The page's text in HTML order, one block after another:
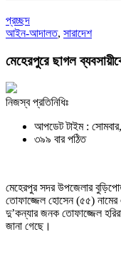
প্রচ্ছদ
আইন-আদালত, সারাদেশ
মেহেরপুরে ছাগল
নিজস্ব প্রতিনিধিঃ
আপডেট টাইম :
৩৯৯ বার পঠিত
মেহেরপুর সদর উপজেলার
তোফাজ্জেল হােসেন (৫৫)
দু’কন্যার জনক তোফাজ্জেল
জানা গেছে।